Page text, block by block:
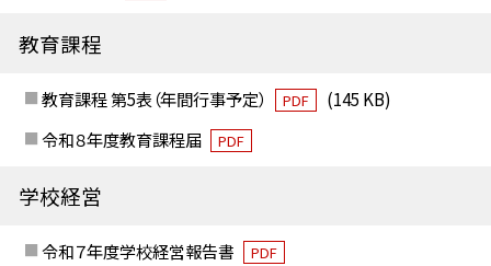
教育課程
教育課程 第5表（年間行事予定） PDF
(145 KB)
令和８年度教育課程届
PDF
学校経営
令和７年度学校経営報告書 PDF